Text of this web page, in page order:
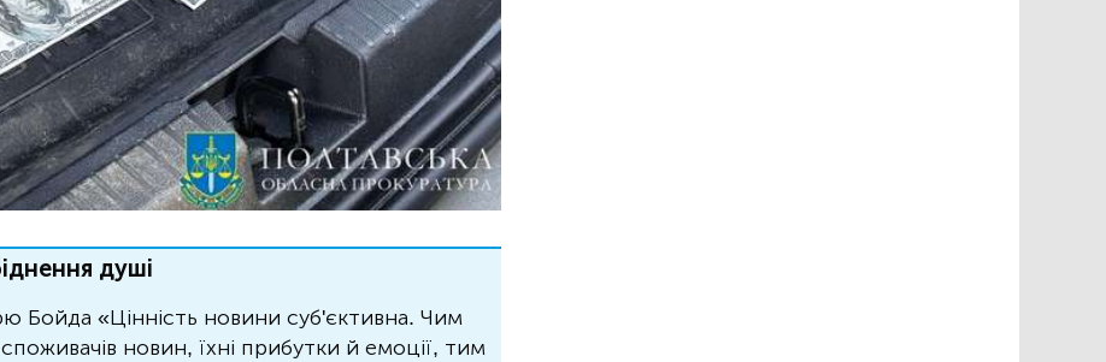
душі
Бойда «Цінність новини суб'єктивна. Чим
новин, їхні прибутки й емоції, тим